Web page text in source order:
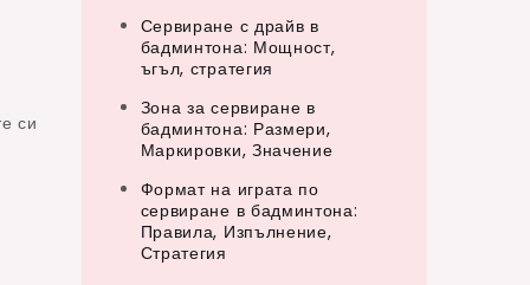
си
Сервиране с драйв в
бадминтона: Мощност,
ъгъл, стратегия
Зона за сервиране в
бадминтона: Размери,
Маркировки, Значение
Формат на играта по
сервиране в бадминтона:
Правила, Изпълнение,
Стратегия